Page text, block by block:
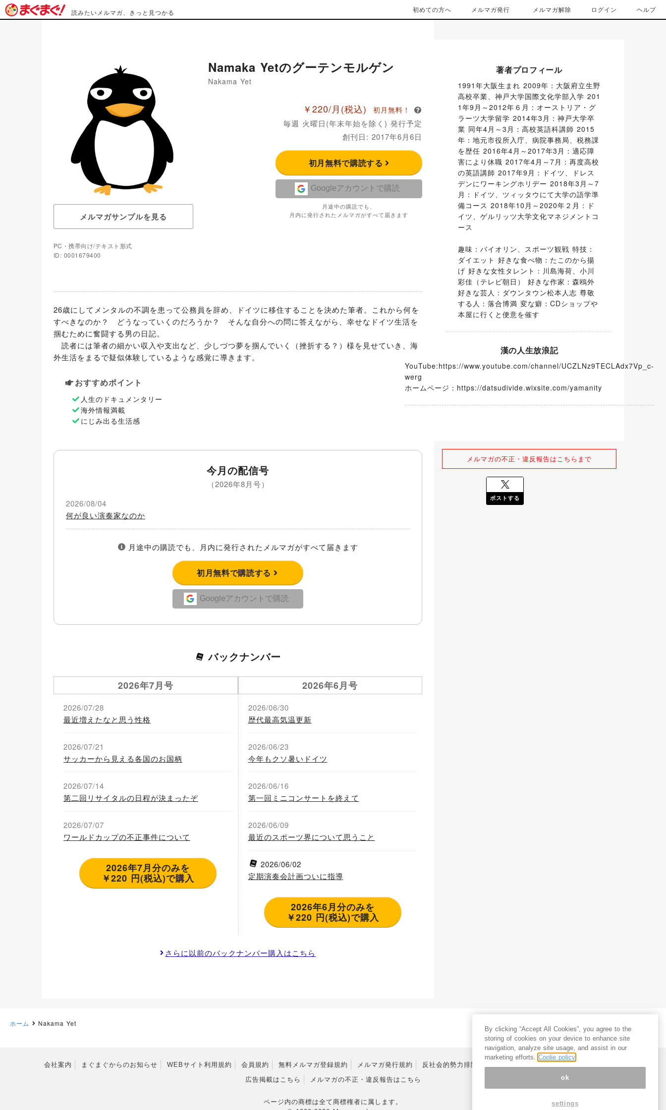
読みたいメルマガ、きっと見つかる 初めての方へ メルマガ発行 メルマガ解除 ログイン ヘルプ
メルマガサンプルを見る
PC・携帯向け/テキスト形式
ID: 0001679400
Namaka Yetのグーテンモルゲン
Nakama Yet
￥220/月 (税込)
初月無料！
毎週 火曜日(年末年始を除く) 発行予定
創刊日: 2017年6月6日
初月無料で購読する
Googleアカウントで購読
月途中の購読でも、
月内に発行されたメルマガがすべて届きます
26歳にしてメンタルの不調を患って公務員を辞め、ドイツに移住することを決めた筆者。これから何を
すべきなのか？　どうなっていくのだろうか？　そんな自分への問に答えながら、幸せなドイツ生活を
掴むために奮闘する男の日記。
読者には筆者の細かい収入や支出など、少しづつ夢を掴んでいく（挫折する？）様を見せていき、海
外生活をまるで疑似体験しているような感覚に導きます。
おすすめポイント
人生のドキュメンタリー
海外情報満載
にじみ出る生活感
今月の配信号
（2026年8月号）
2026/08/04
何が良い演奏家なのか
月途中の購読でも、月内に発行されたメルマガがすべて届きます
初月無料で購読する
Googleアカウントで購読
バックナンバー
2026年7月号
2026/07/28
最近増えたなと思う性格
2026/07/21
サッカーから見える各国のお国柄
2026/07/14
第二回リサイタルの日程が決まったぞ
2026/07/07
ワールドカップの不正事件について
2026年7月分のみを
￥220 円(税込)で購入
2026年6月号
2026/06/30
歴代最高気温更新
2026/06/23
今年もクソ暑いドイツ
2026/06/16
第一回ミニコンサートを終えて
2026/06/09
最近のスポーツ界について思うこと
2026/06/02
定期演奏会計画ついに指導
2026年6月分のみを
￥220 円(税込)で購入
さらに以前のバックナンバー購入はこちら
著者プロフィール
1991年大阪生まれ 2009年：大阪府立生野
高校卒業、神戸大学国際文化学部入学 201
1年9月～2012年６月：オーストリア・グ
ラーツ大学留学 2014年3月：神戸大学卒
業 同年4月～3月：高校英語科講師 2015
年：地元市役所入庁、病院事務局、税務課
を歴任 2016年4月～2017年3月：適応障
害により休職 2017年4月～7月：再度高校
の英語講師 2017年9月：ドイツ、ドレス
デンにワーキングホリデー 2018年3月～7
月：ドイツ、ツィッタウにて大学の語学準
備コース 2018年10月～2020年２月：ド
イツ、ゲルリッツ大学文化マネジメントコ
ース
趣味：バイオリン、スポーツ観戦 特技：
ダイエット 好きな食べ物：たこのから揚
げ 好きな女性タレント：川島海荷、小川
彩佳（テレビ朝日） 好きな作家：森鴎外
好きな芸人：ダウンタウン松本人志 尊敬
する人：落合博満 変な癖：CDショップや
本屋に行くと便意を催す
漢の人生放浪記
YouTube:https://www.youtube.com/channel/UCZLNz9TECLAdx7Vp_c-
werg
ホームページ：https://datsudivide.wixsite.com/yamanity
メルマガの不正・違反報告はこちらまで
ポストする
ホーム Nakama Yet
会社案内 まぐまぐからのお知らせ WEBサイト利用規約 会員規約 無料メルマガ登録規約 メルマガ発行規約 反社会的勢力排除宣言 プライバシーポリシー
広告掲載はこちら
メルマガの不正・違反報告はこちら
ページ内の商標は全て商標権者に属します。
By clicking “Accept All Cookies”, you agree to the
storing of cookies on your device to enhance site
navigation, analyze site usage, and assist in our
marketing efforts. Coolie policy
ok
settings